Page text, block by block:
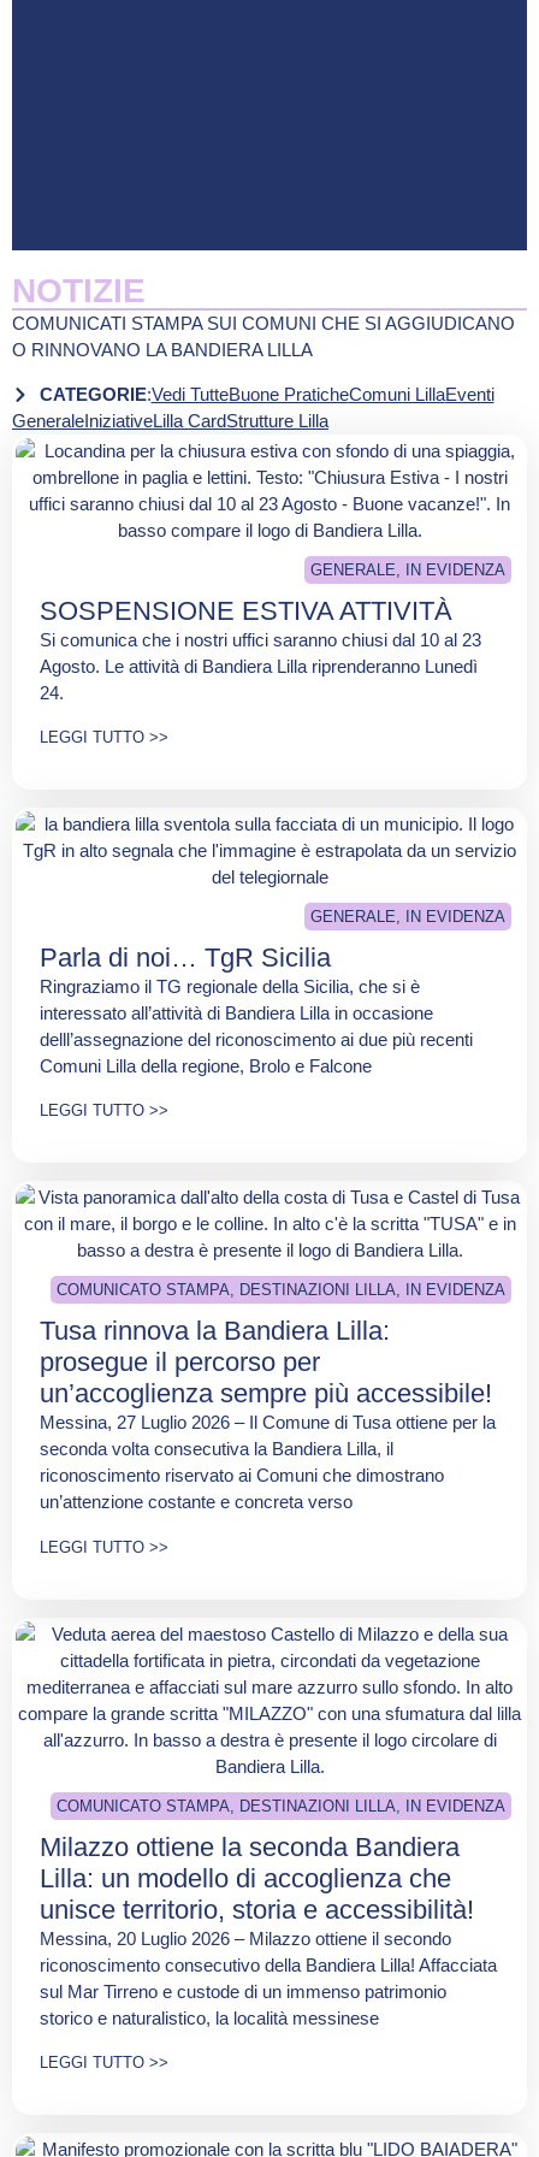
NOTIZIE
COMUNICATI STAMPA SUI COMUNI CHE SI AGGIUDICANO
O RINNOVANO LA BANDIERA LILLA
CATEGORIE:Vedi TutteBuone PraticheComuni LillaEventi
GeneraleIniziativeLilla CardStrutture Lilla
GENERALE IN EVIDENZA
SOSPENSIONE ESTIVA ATTIVITÀ
Si comunica che i nostri uffici saranno chiusi dal 10 al 23
Agosto. Le attività di Bandiera Lilla riprenderanno Lunedì
24.
LEGGI TUTTO >>
GENERALE, IN EVIDENZA
Parla di noi… TgR Sicilia
Ringraziamo il TG regionale della Sicilia, che si è
interessato all’attività di Bandiera Lilla in occasione
delll’assegnazione del riconoscimento ai due più recenti
Comuni Lilla della regione, Brolo e Falcone
LEGGI TUTTO >>
COMUNICATO STAMPA, DESTINAZIONI LILLA, IN EVIDENZA
Tusa rinnova la Bandiera Lilla:
prosegue il percorso per
un’accoglienza sempre più accessibile!
Messina, 27 Luglio 2026 – Il Comune di Tusa ottiene per la
seconda volta consecutiva la Bandiera Lilla, il
riconoscimento riservato ai Comuni che dimostrano
un’attenzione costante e concreta verso
LEGGI TUTTO >>
COMUNICATO STAMPA DESTINAZIONI LILLA IN EVIDENZA
Milazzo ottiene la seconda Bandiera
Lilla: un modello di accoglienza che
unisce territorio, storia e accessibilità!
Messina, 20 Luglio 2026 – Milazzo ottiene il secondo
riconoscimento consecutivo della Bandiera Lilla! Affacciata
sul Mar Tirreno e custode di un immenso patrimonio
storico e naturalistico, la località messinese
LEGGI TUTTO >>